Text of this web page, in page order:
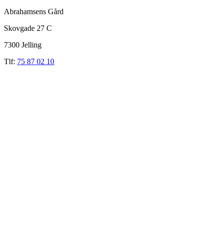
Abrahamsens Gård
Skovgade 27 C
7300 Jelling
Tlf: 75 87 02 10